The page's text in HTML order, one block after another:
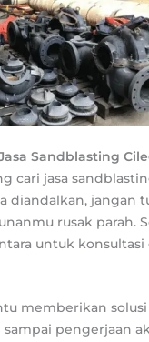
Sandblasting
cari jasa
diandalkan, jangan
rusak parah.
untuk konsultasi
memberikan
sampai pengerjaan